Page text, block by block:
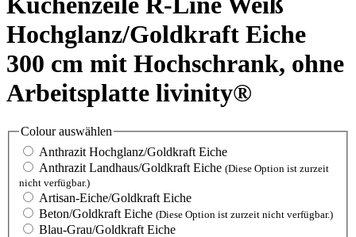
Hochglanz/Goldkraft Eiche
300 cm mit Hochschrank, ohne
Arbeitsplatte livinity®
Colourauswählen
Anthrazit Hochglanz/Goldkraft Eiche
Anthrazit Landhaus/Goldkraft Eiche (Diese Option ist zurzeit
nicht verfügbar.)
Artisan-Eiche/Goldkraft Eiche
Beton/Goldkraft Eiche (Diese Option ist zurzeit nicht verfügbar.)
Blau-Grau/Goldkraft Eiche